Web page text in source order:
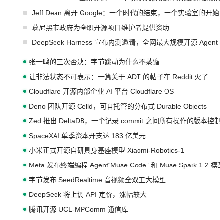
Jeff Dean 离开 Google：一个时代的结束，一个实验室的开始
慕尼黑市政府为全职开源项目维护者提供资助
DeepSeek Harness 宣布内测邀请，全网最大规模开源 Agent
张一鸣的三次否决：字节跳动为什么不蒸馏
让非法状态不可表示：一篇关于 ADT 的帖子在 Reddit 火了
Cloudflare 开源内部企业 AI 平台 Cloudflare OS
Deno 团队开源 Celld，可自托管的分布式 Durable Objects
Zed 推出 DeltaDB，一个记录 commit 之间所有操作的版本控
SpaceXAI 单季资本开支达 183 亿美元
小米正式开源自研具身基座模型 Xiaomi-Robotics-1
Meta 发布终端编程 Agent“Muse Code” 和 Muse Spark 1.2 模
字节发布 SeedRealtime 音视频全双工大模型
DeepSeek 将上调 API 定价，涨幅较大
腾讯开源 UCL-MPComm 通信库